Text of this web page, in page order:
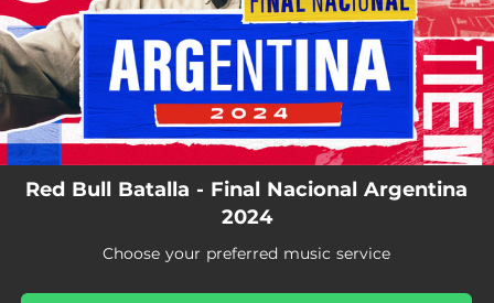
Cobe Clk Vs Kotal Bangaz - Octavos - Live
04:22
Jaff Vs Tom - Octavos - Live
04:25
Mono Strong Vs Mks - Octavos - Live
04:31
Luis Farias Vs Auge - Cuartos - Live
05:06
Stuartinfk Vs Larrix - Cuartos - Live
08:28
Exe Vs Cobe Clk - Cuartos - Live
Jaff Vs Mono Strong - Cuartos - Live
04:31
Red Bull Batalla - Final Nacional Argentina
2024
Choose your preferred music service